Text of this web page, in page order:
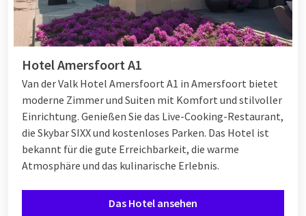
Hotel Amersfoort A1
Van der Valk Hotel Amersfoort A1 in Amersfoort bietet
moderne Zimmer und Suiten mit Komfort und stilvoller
Einrichtung. Genießen Sie das Live-Cooking-Restaurant,
die Skybar SIXX und kostenloses Parken. Das Hotel ist
bekannt für die gute Erreichbarkeit, die warme
Atmosphäre und das kulinarische Erlebnis.
Das Hotel ansehen